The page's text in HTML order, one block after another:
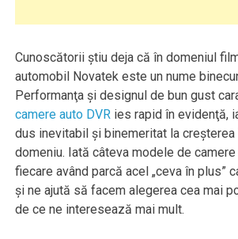
Cunoscătorii ştiu deja că în domeniul
automobil Novatek este un nume
Performanţa şi designul de bun gust
camere auto DVR ies rapid în evidenţă,
dus inevitabil şi binemeritat la
domeniu. Iată câteva modele de
fiecare având parcă acel „ceva în plus”
şi ne ajută să facem alegerea cea mai
de ce ne interesează mai mult.